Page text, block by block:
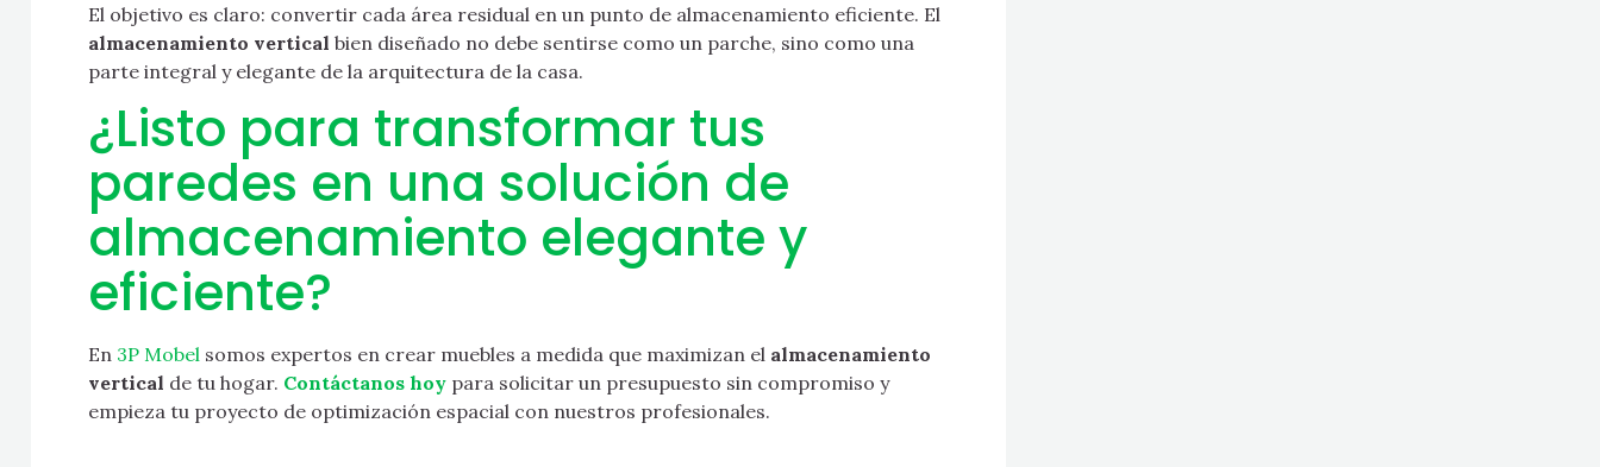
El objetivo es claro: convertir cada área residual en un punto de almacenamiento eficiente. El
almacenamiento vertical bien diseñado no debe sentirse como un parche, sino como una
parte integral y elegante de la arquitectura de la casa.
¿Listo para transformar tus
paredes en una solución de
almacenamiento elegante y
eficiente?
En 3P Mobel somos expertos en crear muebles a medida que maximizan el almacenamiento
vertical de tu hogar. Contáctanos hoy para solicitar un presupuesto sin compromiso y
empieza tu proyecto de optimización espacial con nuestros profesionales.